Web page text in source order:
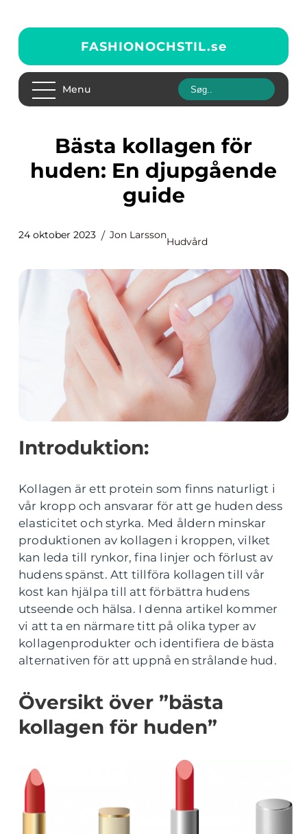
FASHIONOCHSTIL.se
Menu
Bästa kollagen för
huden: En djupgående
guide
24 oktober 2023 Jon Larsson
Hudvård
Introduktion:
Kollagen är ett protein som finns naturligt i
vår kropp och ansvarar för att ge huden dess
elasticitet och styrka. Med åldern minskar
produktionen av kollagen i kroppen, vilket
kan leda till rynkor, fina linjer och förlust av
hudens spänst. Att tillföra kollagen till vår
kost kan hjälpa till att förbättra hudens
utseende och hälsa. I denna artikel kommer
vi att ta en närmare titt på olika typer av
kollagenprodukter och identifiera de bästa
alternativen för att uppnå en strålande hud.
Översikt över ”bästa
kollagen för huden”